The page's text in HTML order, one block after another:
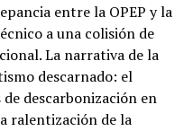
entre la OPEP y la
a una colisión de
La narrativa de la
descarnado: el
descarbonización en
ralentización de la